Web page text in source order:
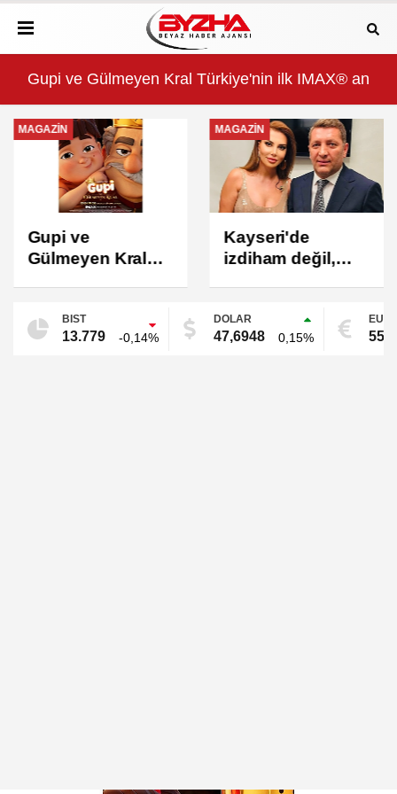
ilk IMAX® animasyon filmi oluyor
Kayseri'de izdiham değil, rekor vardı!
MAGAZİN
Gupi ve
Gülmeyen Kral
animasyon filmi
oluyor
MAGAZİN
Kayseri'de
izdiham değil,
BIST
13.779 -0,14%
DOLAR
47,6948 0,15%